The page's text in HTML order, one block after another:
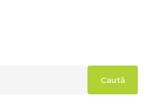
Caută